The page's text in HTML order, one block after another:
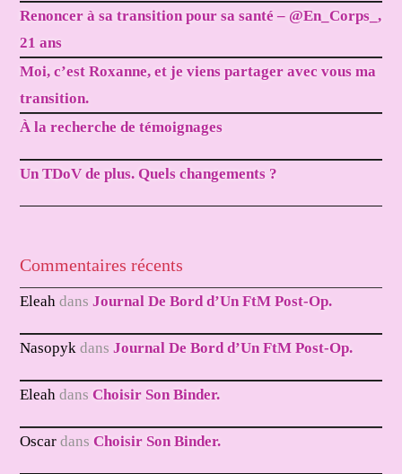
Renoncer à sa transition pour sa santé – @En_Corps_,
21 ans
Moi, c’est Roxanne, et je viens partager avec vous ma
transition.
À la recherche de témoignages
Un TDoV de plus. Quels changements ?
Commentaires récents
Eleah dansJournal De Bord d’Un FtM Post-Op.
Nasopyk dansJournal De Bord d’Un FtM Post-Op.
Eleah dansChoisir Son Binder.
Oscar dansChoisir Son Binder.